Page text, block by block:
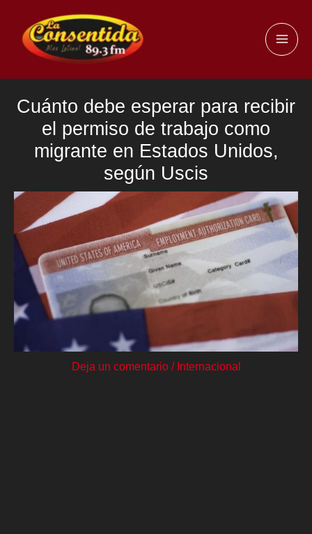
contenido
Cuánto debe esperar para recibir
el permiso de trabajo como
migrante en Estados Unidos,
según Uscis
Deja un comentario / Internacional